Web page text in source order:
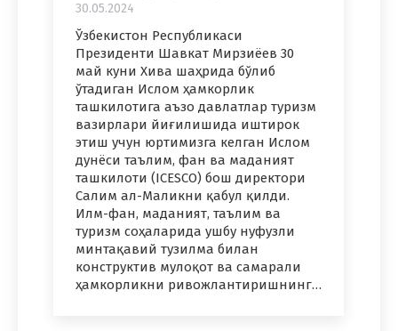
30.05.2024
Ўзбекистон Республикаси
Президенти Шавкат Мирзиёев 30
май куни Хива шаҳрида бўлиб
ўтадиган Ислом ҳамкорлик
ташкилотига аъзо давлатлар туризм
вазирлари йиғилишида иштирок
этиш учун юртимизга келган Ислом
дунёси таълим, фан ва маданият
ташкилоти (ICESCO) бош директори
Салим ал-Маликни қабул қилди.
Илм-фан, маданият, таълим ва
туризм соҳаларида ушбу нуфузли
минтақавий тузилма билан
конструктив мулоқот ва самарали
ҳамкорликни ривожлантиришнинг…